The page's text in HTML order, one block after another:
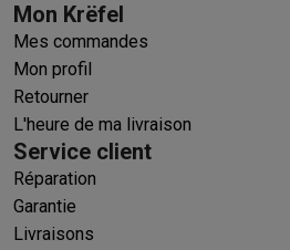
Mon Krëfel
Mes commandes
Mon profil
Retourner
L'heure de ma livraison
Service client
Réparation
Garantie
Livraisons